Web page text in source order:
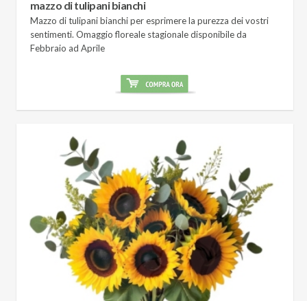
mazzo di tulipani bianchi
Mazzo di tulipani bianchi per esprimere la purezza dei vostri
sentimenti. Omaggio floreale stagionale disponibile da
Febbraio ad Aprile